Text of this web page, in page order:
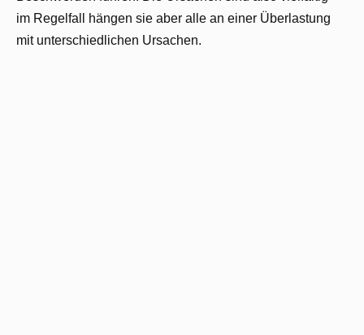
im Regelfall hängen sie aber alle an einer Überlastung
mit unterschiedlichen Ursachen.